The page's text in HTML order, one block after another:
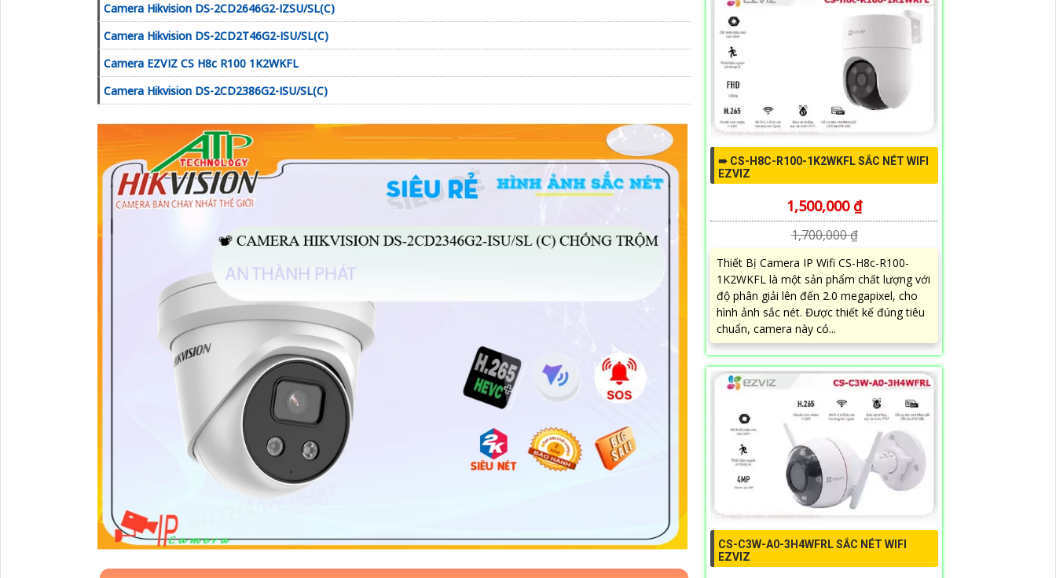
Camera Hikvision DS-2CD2646G2-IZSU/SL(C)
Camera Hikvision DS-2CD2T46G2-ISU/SL(C)
Camera EZVIZ CS H8c R100 1K2WKFL
Camera Hikvision DS-2CD2386G2-ISU/SL(C)
➠ CS-H8C-R100-1K2WKFL SẮC NÉT WIFI
EZVIZ
1,500,000 ₫
1,700,000 ₫
Thiết Bị Camera IP Wifi CS-H8c-R100-
1K2WKFL là một sản phẩm chất lượng với
độ phân giải lên đến 2.0 megapixel, cho
hình ảnh sắc nét. Được thiết kế đúng tiêu
chuẩn, camera này có...
CS-C3W-A0-3H4WFRL SẮC NÉT WIFI
EZVIZ